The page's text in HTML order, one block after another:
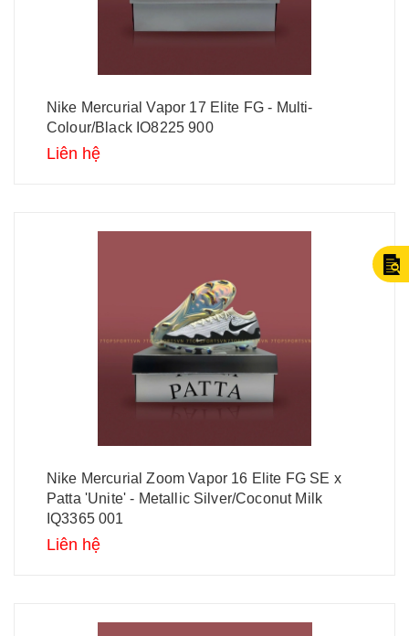
Nike Mercurial Vapor 17 Elite FG - Multi-
Colour/Black IO8225 900
Liên hệ
Nike Mercurial Zoom Vapor 16 Elite FG SE x
Patta 'Unite' - Metallic Silver/Coconut Milk
IQ3365 001
Liên hệ